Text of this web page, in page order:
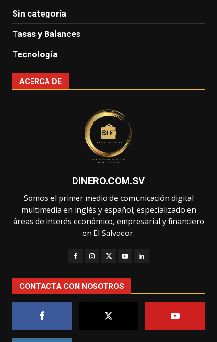
Sin categoría
Tasas y Balances
Tecnología
ACERCA DE
DINERO.COM.SV
Somos el primer medio de comunicación digital
multimedia en inglés y español; especializado en
áreas de interés económico, empresarial y financiero
en El Salvador.
CONTACTA CON NOSOTROS